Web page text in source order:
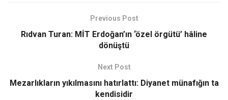
Previous Post
Rıdvan Turan: MİT Erdoğan’ın ‘özel örgütü’ hâline
dönüştü
Next Post
Mezarlıkların yıkılmasını hatırlattı: Diyanet münafığın ta
kendisidir